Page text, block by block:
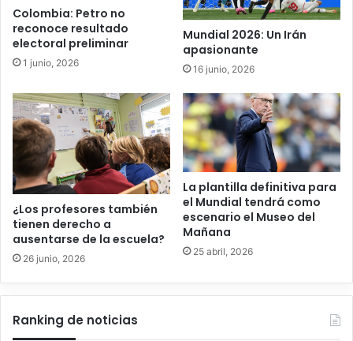
Colombia: Petro no
reconoce resultado
electoral preliminar
1 junio, 2026
Mundial 2026: Un Irán
apasionante
16 junio, 2026
¿Los profesores también
tienen derecho a
ausentarse de la escuela?
26 junio, 2026
La plantilla definitiva para
el Mundial tendrá como
escenario el Museo del
Mañana
25 abril, 2026
Ranking de noticias